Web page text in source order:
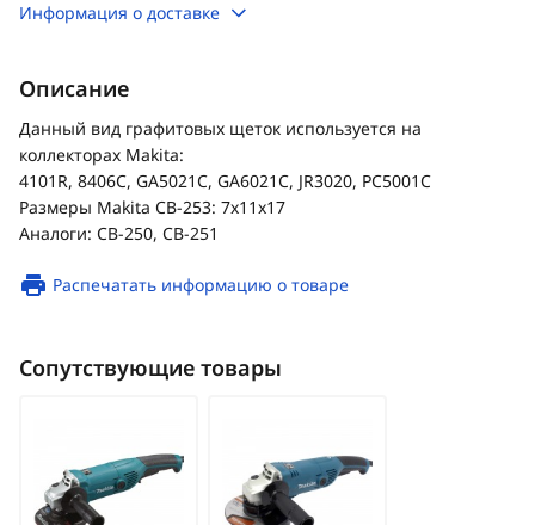
Информация о доставке
Описание
Данный вид графитовых щеток используется на
коллекторах Makita:
4101R, 8406C, GA5021C, GA6021C, JR3020, PC5001C
Размеры Makita CB-253: 7x11x17
Аналоги: CB-250, CB-251
Распечатать информацию о товаре
Сопутствующие товары